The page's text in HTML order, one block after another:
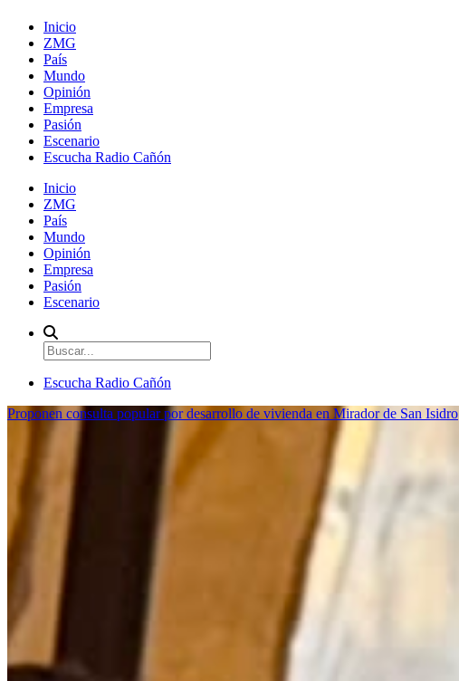
Inicio
ZMG
País
Mundo
Opinión
Empresa
Pasión
Escenario
Escucha Radio Cañón
Inicio
ZMG
País
Mundo
Opinión
Empresa
Pasión
Escenario
Escucha Radio Cañón
Proponen consulta popular por desarrollo de vivienda en Mirador de San Isidro